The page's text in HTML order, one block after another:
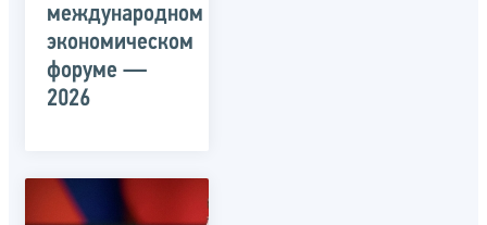
международном
экономическом
форуме —
2026